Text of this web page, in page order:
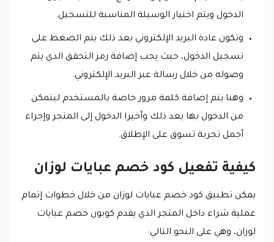
الدخول ويتم اختيار الوسيلة المناسبة للتسجيل.
وتكون عادة البريد الإلكتروني بعد ذلك يتم الضغط على
تسجيل الدخول، حيث يجب إضافة رمز التحقق الذي يتم
وصوله من خلال رسالة عبر البريد الإلكتروني.
وهنا يتم إضافة كلمة مرور خاصة بالمستخدم ليتمكن
من الدخول بها بعد ذلك وأخيرا الدخول إلى المتجر وإجراء
أجمل تجربة تسوق على الإطلاق.
كيفية تفعيل كود خصم عبايات لوزان
يمكن تطبيق كود خصم عبايات لوزان من خلال خطوات إتمام
عملية شراء داخل المتجر الذي يقدم كوبون خصم عبايات
لوزان، وهي على النحو التالي: